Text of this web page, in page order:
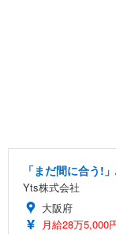
「まだ間に合う!
Yts株式会社
大阪府
月給28万5,000